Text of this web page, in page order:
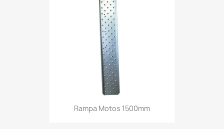
Rampa Motos 1500mm